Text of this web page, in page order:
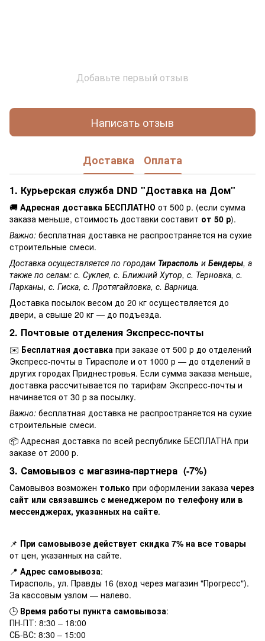
Добавьте первый отзыв
Написать отзыв
Доставка Оплата
1. Курьерская служба DND "Доставка на Дом"
🚚 Адресная доставка БЕСПЛАТНО от 500 р. (если сумма
заказа меньше, стоимость доставки составит от 50 р).
Важно: бесплатная доставка не распространяется на сухие
строительные смеси.
Доставка осуществляется по городам Тирасполь и Бендеры, а
также по селам: с. Суклея, с. Ближний Хутор, с. Терновка, с.
Парканы, с. Гиска, с. Протягайловка, с. Варница.
Доставка посылок весом до 20 кг осуществляется до
двери, а свыше 20 кг — до подъезда.
2. Почтовые отделения Экспресс-почты
✉️ Бесплатная доставка при заказе от 500 р до отделений
Экспресс-почты в Тирасполе и от 1000 р — до отделений в
других городах Приднестровья. Если сумма заказа меньше,
доставка рассчитывается по тарифам Экспресс-почты и
начинается от 30 р за посылку.
Важно: бесплатная доставка не распространяется на сухие
строительные смеси.
📦 Адресная доставка по всей республике БЕСПЛАТНА при
заказе от 2000 р.
3. Самовывоз с магазина-партнера (-7%)
Самовывоз возможен только при оформлении заказа через
сайт или связавшись с менеджером по телефону или в
мессенджерах, указанных на сайте.
📌 При самовывозе действует скидка 7% на все товары
от цен, указанных на сайте.
📍 Адрес самовывоза:
Тирасполь, ул. Правды 16 (вход через магазин "Прогресс").
За кассовым узлом — налево.
🕒 Время работы пункта самовывоза:
ПН-ПТ: 8:30 – 18:00
СБ-ВС: 8:30 – 15:00